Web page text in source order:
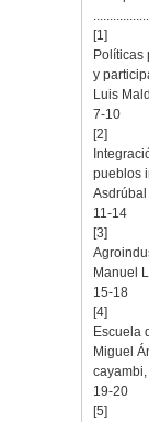
[1]
Políticas
y
Luis
7-10
[2]
pueblos
Asdrúbal
11-14
[3]
Manuel
15-18
[4]
Escuela
Miguel
cayambi,
19-20
[5]